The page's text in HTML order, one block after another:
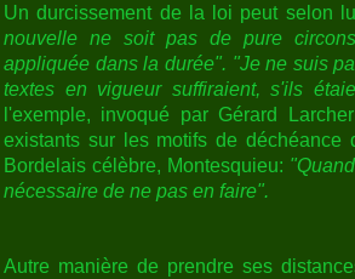
Un durcissement de la loi peut selon
nouvelle ne soit pas de pure
appliquée dans la durée". "Je ne suis
textes en vigueur suffiraient, s'ils
l'exemple, invoqué par Gérard
existants sur les motifs de
Bordelais célèbre, Montesquieu:
nécessaire de ne pas en faire".
Autre manière de prendre ses